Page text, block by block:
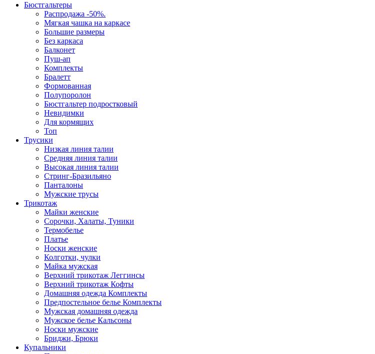
Бюстгальтеры
Распродажа -50%.
Мягкая чашка на каркасе
Большие размеры
Без каркаса
Балконет
Пуш-ап
Комплекты
Бралетт
Формованная
Полупоролон
Бюстгальтер подростковый
Невидимки
Для кормящих
Топ
Трусики
Низкая линия талии
Средняя линия талии
Высокая линия талии
Стринг-Бразильяно
Панталоны
Мужские трусы
Трикотаж
Майки женские
Сорочки, Халаты, Туники
Термобелье
Платье
Носки женские
Колготки, чулки
Майка мужская
Верхний трикотаж Леггинсы
Верхний трикотаж Кофты
Домашняя одежда Комплекты
Предпостельное белье Комплекты
Мужская домашняя одежда
Мужское белье Кальсоны
Носки мужские
Бриджи, Брюки
Купальники